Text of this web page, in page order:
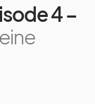
4 –